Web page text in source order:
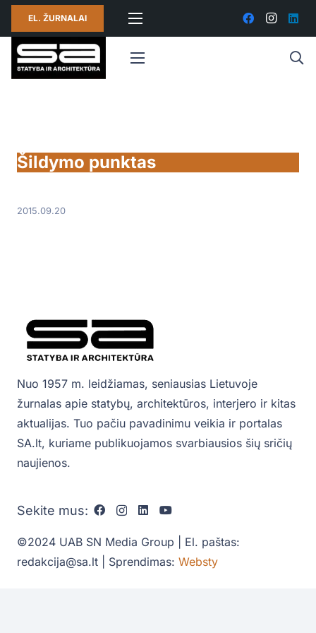
EL. ŽURNALAI
Šildymo punktas
2015.09.20
Nuo 1957 m. leidžiamas, seniausias Lietuvoje
žurnalas apie statybų, architektūros, interjero ir kitas
aktualijas. Tuo pačiu pavadinimu veikia ir portalas
SA.lt, kuriame publikuojamos svarbiausios šių sričių
naujienos.
Sekite mus:
©2024 UAB SN Media Group | El. paštas:
redakcija@sa.lt | Sprendimas: Websty